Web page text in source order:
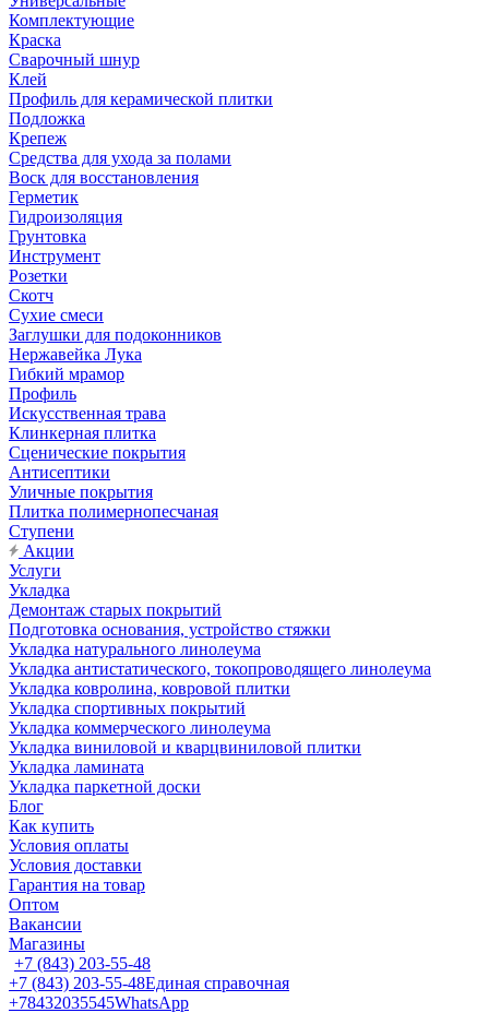
Комплектующие
Краска
Сварочный шнур
Клей
Профиль для керамической плитки
Подложка
Крепеж
Средства для ухода за полами
Воск для восстановления
Герметик
Гидроизоляция
Грунтовка
Инструмент
Розетки
Скотч
Сухие смеси
Заглушки для подоконников
Нержавейка Лука
Гибкий мрамор
Профиль
Искусственная трава
Клинкерная плитка
Сценические покрытия
Антисептики
Уличные покрытия
Плитка полимернопесчаная
Ступени
Акции
Услуги
Укладка
Демонтаж старых покрытий
Подготовка основания, устройство стяжки
Укладка натурального линолеума
Укладка антистатического, токопроводящего линолеума
Укладка ковролина, ковровой плитки
Укладка спортивных покрытий
Укладка коммерческого линолеума
Укладка виниловой и кварцвиниловой плитки
Укладка ламината
Укладка паркетной доски
Блог
Как купить
Условия оплаты
Условия доставки
Гарантия на товар
Оптом
Вакансии
Магазины
+7 (843) 203-55-48
+7 (843) 203-55-48Единая справочная
+78432035545WhatsApp